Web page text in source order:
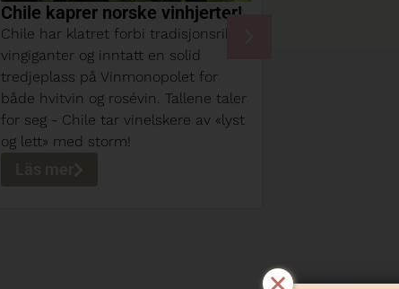
Hva er hemmeligheten bak
lagringsdyktige viner?
Hva er hemmeligheten bak
lagringsdyktige viner? Noen viner er
bedre egnet for lagring, mens andre
viner helst skal nytes unge. I denne
artikkelen finner du tips for hvordan
å finne ut om en vin egner seg for
lagring, hvordan du best lagrer vin og